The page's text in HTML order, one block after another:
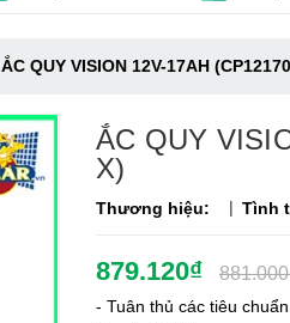
ẮC QUY VISION 12V-17AH
ẮC QUY
X)
Thương hiệu: | Tình
879.120₫
- Tuân thủ các tiêu